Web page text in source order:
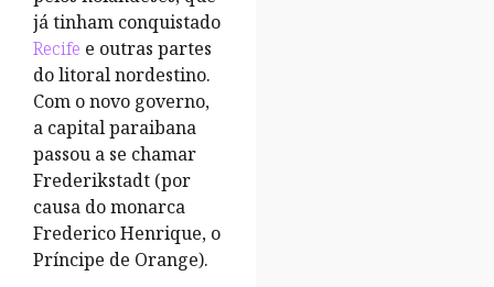
já tinham conquistado
Recife e outras partes
do litoral nordestino.
Com o novo governo,
a capital paraibana
passou a se chamar
Frederikstadt (por
causa do monarca
Frederico Henrique, o
Príncipe de Orange).